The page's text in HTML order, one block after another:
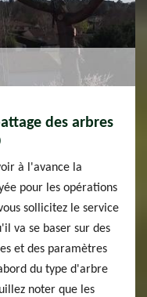
des arbres
à l'avance la
pour les opérations
sollicitez le service
va se baser sur des
et des paramètres
du type d'arbre
noter que les